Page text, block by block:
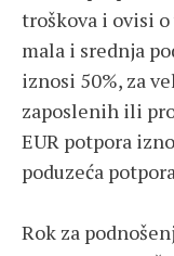
troškova i ovisi
mala i srednja
iznosi 50%, za
zaposlenih ili
EUR potpora
poduzeća
Rok za